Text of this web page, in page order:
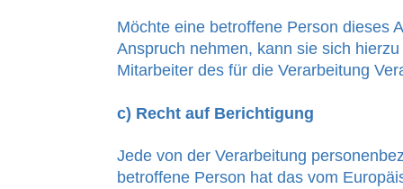
Möchte eine betroffene Person dieses
Anspruch nehmen, kann sie sich
Mitarbeiter des für die Verarbeitung
c) Recht auf Berichtigung
Jede von der Verarbeitung
betroffene Person hat das vom